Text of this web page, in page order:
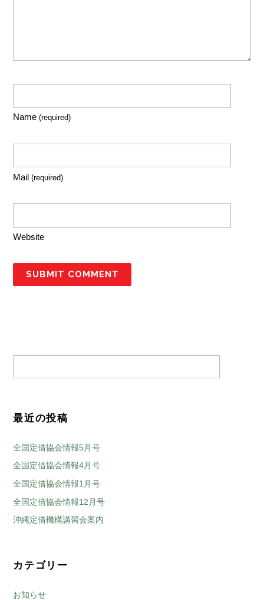
Name(required)
Mail(required)
Website
最近の投稿
全国定借協会情報5月号
全国定借協会情報4月号
全国定借協会情報1月号
全国定借協会情報12月号
沖縄定借機構講習会案内
カテゴリー
お知らせ